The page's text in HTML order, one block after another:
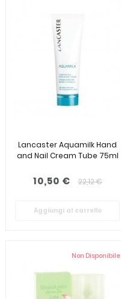
Lancaster Aquamilk Hand
and Nail Cream Tube 75ml
10,50 € 22,12 €
Aggiungi al carrello
Non Disponibile